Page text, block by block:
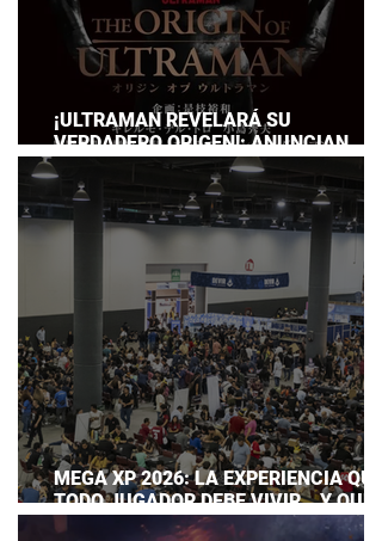
¡ULTRAMAN REVELARÁ SU
VERDADERO ORIGEN!: ANUNCIAN
DOCUMENTAL POR EL 60
ANIVERSARIO DE LA FRANQUICIA
MEGA XP 2026: LA EXPERIENCIA QUE
TODO JUGADOR DEBE VIVIR… Y QUE
AHORA PUEDES DISFRUTAR A TU